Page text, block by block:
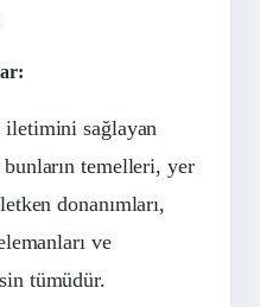
sağlayan
temelleri, yer
donanımları,
ve
tümüdür.